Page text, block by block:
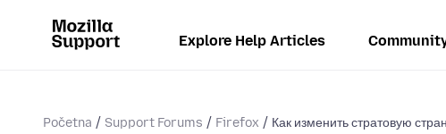
Explore Help Articles
Početna Support Forums Firefox Как изменить стратовую